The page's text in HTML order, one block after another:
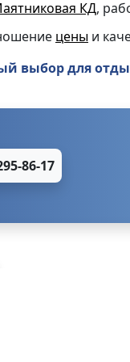
КД,
цены и
выбор для
86-17